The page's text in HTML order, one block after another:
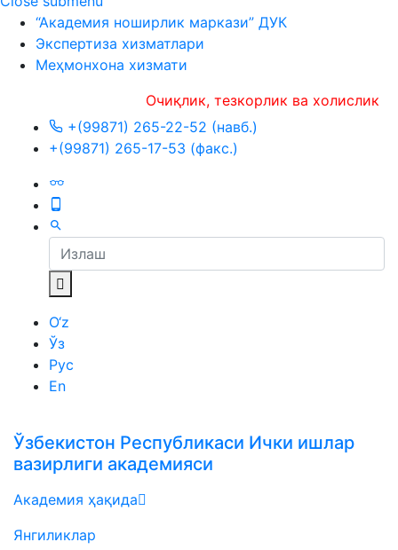
“Академия ноширлик маркази” ДУК
Экспертиза хизматлари
Меҳмонхона хизмати
Очиқлик, тезкорлик ва холислик
+(99871) 265-22-52 (навб.)
+(99871) 265-17-53 (факс.)
O‘z
Ўз
Рус
En
Ўзбекистон Республикаси Ички ишлар
вазирлиги академияси
Академия ҳақида
Янгиликлар